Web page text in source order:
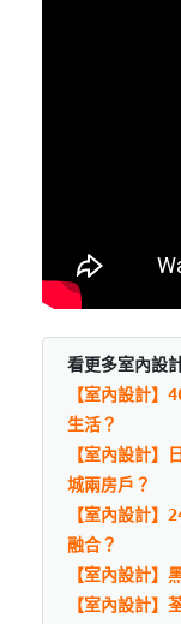
看更多室內設
【室內設計】
生活？
【室內設計】
城兩房戶？
【室內設計
融合？
【室內設計
【室內設計